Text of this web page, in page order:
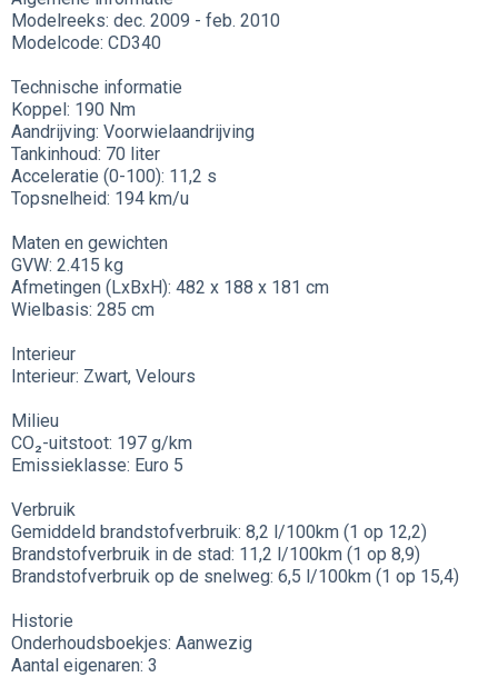
Modelreeks: dec. 2009 - feb. 2010
Modelcode: CD340
Technische informatie
Koppel: 190 Nm
Aandrijving: Voorwielaandrijving
Tankinhoud: 70 liter
Acceleratie (0-100): 11,2 s
Topsnelheid: 194 km/u
Maten en gewichten
GVW: 2.415 kg
Afmetingen (LxBxH): 482 x 188 x 181 cm
Wielbasis: 285 cm
Interieur
Interieur: Zwart, Velours
Milieu
CO₂-uitstoot: 197 g/km
Emissieklasse: Euro 5
Verbruik
Gemiddeld brandstofverbruik: 8,2 l/100km (1 op 12,2)
Brandstofverbruik in de stad: 11,2 l/100km (1 op 8,9)
Brandstofverbruik op de snelweg: 6,5 l/100km (1 op 15,4)
Historie
Onderhoudsboekjes: Aanwezig
Aantal eigenaren: 3